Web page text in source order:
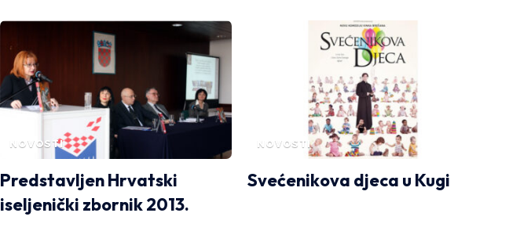
NOVOSTI
Predstavljen Hrvatski
iseljenički zbornik 2013.
NOVOSTI
Svećenikova djeca u Kugi